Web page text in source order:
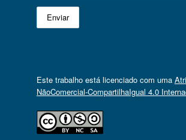
Este trabalho está licenciado com uma
NãoComercial-CompartilhaIgual 4.0